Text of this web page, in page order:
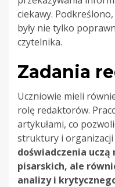
ciekawy.
były nie tylko
czytelnika.
Zadania
Uczniowie mieli
rolę redaktorów.
artykułami, co
struktury i organizacji
doświadczenia
pisarskich, ale
analizy i